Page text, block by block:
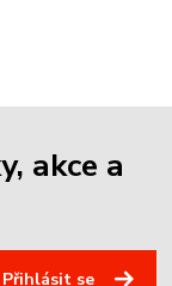
akce a
Přihlásit se